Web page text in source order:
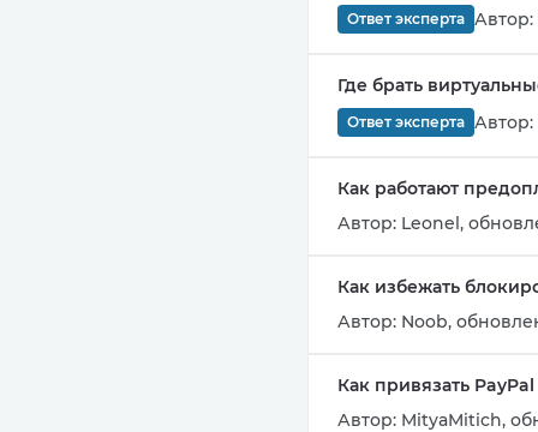
Ответ эксперта Автор:
Где брать
Ответ эксперта Автор:
Как работают
Автор: Leonel,
Как избежать
Автор: Noob,
Как привязать
Автор: MityaMitich,